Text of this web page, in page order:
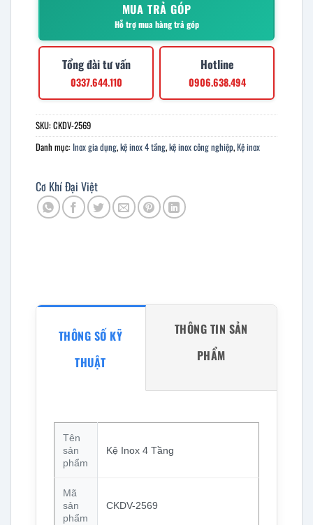
MUA TRẢ GÓP
Hỗ trợ mua hàng trả góp
Tổng đài tư vấn
0337.644.110
Hotline
0906.638.494
SKU:CKDV-2569
Danh mục: Inox gia dụng,kệ inox 4 tầng,kệ inox công nghiệp,Kệ inox
Cơ Khí Đại Việt
THÔNG SỐ KỸ
THUẬT
THÔNG TIN SẢN
PHẨM
Tên
sản
phẩm
Kệ Inox 4 Tầng
Mã
sản
phẩm
CKDV-2569